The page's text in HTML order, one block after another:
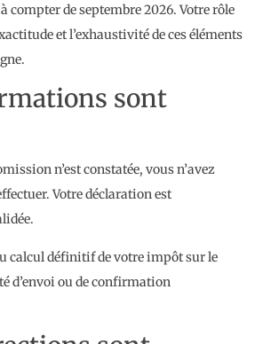
compter de septembre 2026. Votre rôle
et l’exhaustivité de ces éléments
sont
n’est constatée, vous n’avez
Votre déclaration est
calcul définitif de votre impôt sur le
d’envoi ou de confirmation